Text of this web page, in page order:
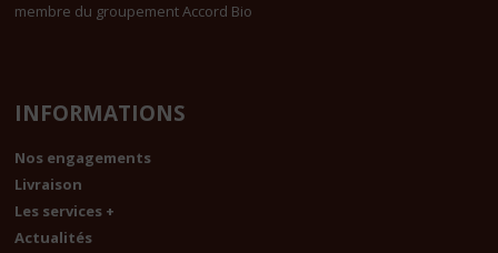
membre du groupement Accord Bio
INFORMATIONS
Nos engagements
Livraison
Les services +
Actualités